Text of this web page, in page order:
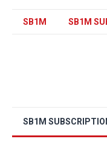
SB1M SB1M
SB1M